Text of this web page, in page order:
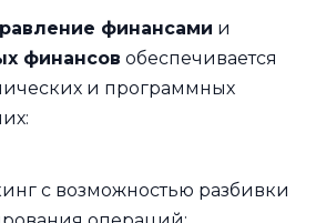
финансами и
финансов обеспечивается
и программных
с возможностью разбивки